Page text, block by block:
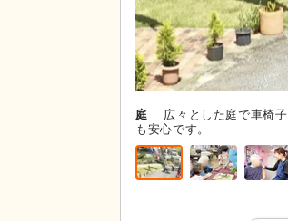
庭
広々とした庭で車椅
も安心です。